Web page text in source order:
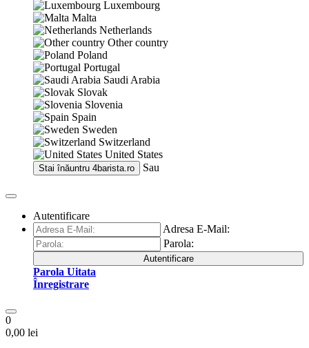
Luxembourg
Malta
Netherlands
Other country
Poland
Portugal
Saudi Arabia
Slovak
Slovenia
Spain
Sweden
Switzerland
United States
Stai înăuntru 4barista.ro Sau
Autentificare
Adresa E-Mail:
Parola:
Autentificare
Parola Uitata
Înregistrare
0
0,00 lei